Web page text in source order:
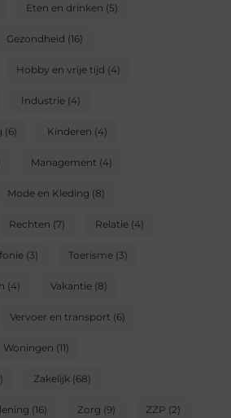
Eten en drinken (5)
Gezondheid (16)
Hobby en vrije tijd (4)
Industrie(4)
(6) Kinderen (4)
Management (4)
Mode en Kleding (8)
Rechten (7) Relatie(4)
(3) Toerisme(3)
(4) Vakantie(8)
Vervoer en transport (6)
Woningen (11)
Zakelijk (68)
(16) Zorg (9) ZZP (2)